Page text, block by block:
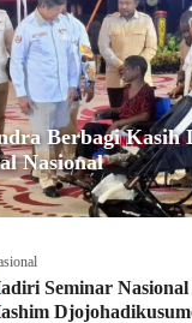
Berbagi Kasih
Nasional
Seminar